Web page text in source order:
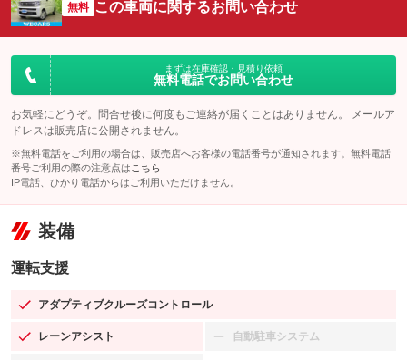
無料 この車両に関するお問い合わせ
まずは在庫確認・見積り依頼
無料電話でお問い合わせ
お気軽にどうぞ。問合せ後に何度もご連絡が届くことはありません。 メールア
ドレスは販売店に公開されません。
※無料電話をご利用の場合は、販売店へお客様の電話番号が通知されます。無料電話
番号ご利用の際の注意点は こちら
IP電話、ひかり電話からはご利用いただけません。
装備
運転支援
アダプティブクルーズコントロール
：装備あり
レーンアシスト
：装備あり 自動駐車システム
：装備なし